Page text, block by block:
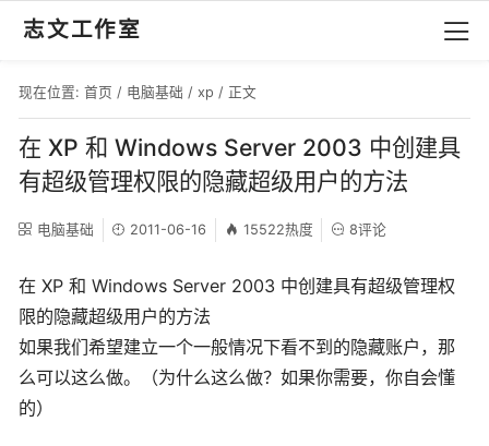
志文工作室
现在位置: 首页 / 电脑基础 / xp / 正文
在 XP 和 Windows Server 2003 中创建具
有超级管理权限的隐藏超级用户的方法
电脑基础 2011-06-16 15522热度 8评论
在 XP 和 Windows Server 2003 中创建具有超级管理权
限的隐藏超级用户的方法
如果我们希望建立一个一般情况下看不到的隐藏账户，那
么可以这么做。（为什么这么做？如果你需要，你自会懂
的）